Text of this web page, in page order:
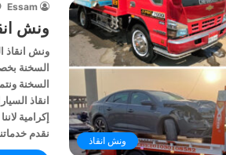
ونش انقاذ
Essam
ونش
ونش
السخنة
انقاذ
نقدم